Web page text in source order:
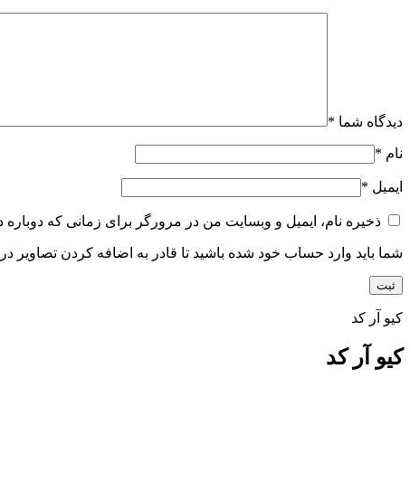
دیدگاه شما *
نام *
ایمیل *
ذخیره نام، ایمیل و وبسایت من در مرورگر برای زمانی که
شما باید وارد حساب خود شده باشید تا قادر به اضافه کردن تصاویر
کیو آر کد
کیو آر کد